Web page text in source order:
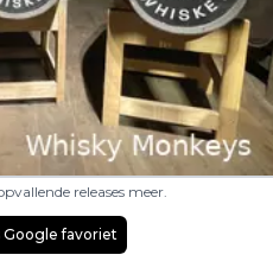
releases meer.
Google favoriet